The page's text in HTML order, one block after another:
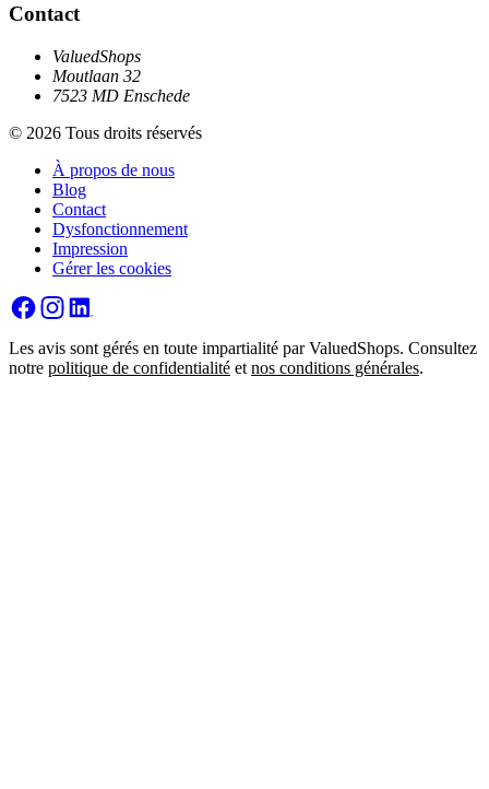
Contact
ValuedShops
Moutlaan 32
7523 MD Enschede
© 2026 Tous droits réservés
À propos de nous
Blog
Contact
Dysfonctionnement
Impression
Gérer les cookies
Les avis sont gérés en toute impartialité par ValuedShops. Consultez
notre politique de confidentialité etnos conditions générales.